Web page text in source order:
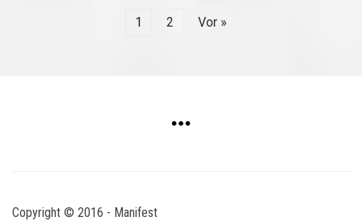
1 2 Vor »
Copyright © 2016 - Manifest